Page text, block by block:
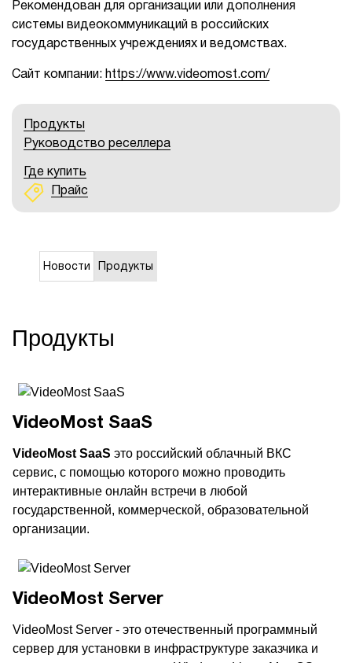
Рекомендован для организации или дополнения
системы видеокоммуникаций в российских
государственных учреждениях и ведомствах.
Сайт компании: https://www.videomost.com/
Новости Продукты
Продукты
VideoMost SaaS
VideoMost SaaS это российский облачный ВКС
сервис, с помощью которого можно проводить
интерактивные онлайн встречи в любой
государственной, коммерческой, образовательной
организации.
VideoMost Server
VideoMost Server - это отечественный программный
сервер для установки в инфраструктуре заказчика и
Продукты
Руководство реселлера
Где купить
Прайс